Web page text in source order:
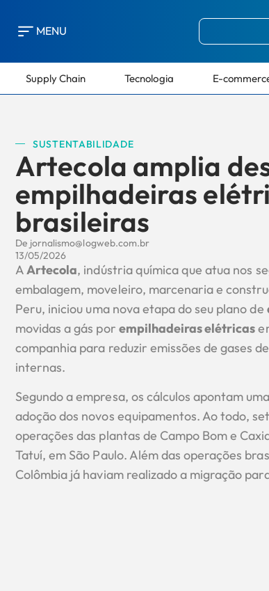
MENU
Supply Chain Tecnologia E-
SUSTENTABILIDADE
Artecola amplia
empilhadeiras
brasileiras
De jornalismo@logweb.com.br
13/05/2026
AArtecola, indústria química que atua nos
embalagem, moveleiro, marcenaria e
Peru, iniciou uma nova etapa do seu plano de
movidas a gás por empilhadeiras elétricas
companhia para reduzir emissões de gases
internas.
Segundo a empresa, os cálculos apontam
adoção dos novos equipamentos. Ao todo,
operações das plantas de Campo Bom e
Tatuí, em São Paulo. Além das operações
Colômbia já haviam realizado a migração